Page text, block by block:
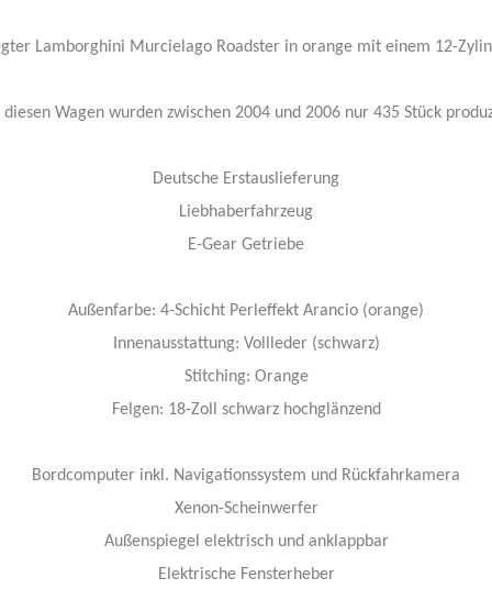
Lamborghini Murcielago Roadster in orange mit einem 12-
diesen Wagen wurden zwischen 2004 und 2006 nur 435 Stück
Deutsche Erstauslieferung
Liebhaberfahrzeug
E-Gear Getriebe
Außenfarbe: 4-Schicht Perleffekt Arancio (orange)
Innenausstattung: Vollleder (schwarz)
Stitching: Orange
Felgen: 18-Zoll schwarz hochglänzend
Bordcomputer inkl. Navigationssystem und Rückfahrkamera
Xenon-Scheinwerfer
Außenspiegel elektrisch und anklappbar
Elektrische Fensterheber